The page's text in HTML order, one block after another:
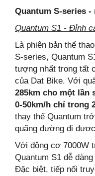
Quantum S-series -
Quantum S1 - Đỉnh
Là phiên bản thể
S-series, Quantum
tượng nhất trong tất
của Dat Bike. Với
285km cho một lần
0-50km/h chỉ trong
thay thế Quantum
quãng đường đi
Với động cơ 7000W
Quantum S1 dễ
Đặc biệt, tiếp nối